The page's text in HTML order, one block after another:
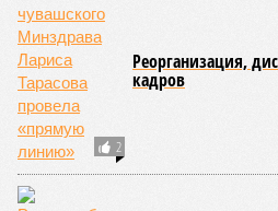
2
Реорганизация,
кадров